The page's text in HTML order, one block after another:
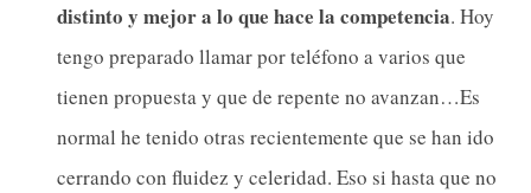
distinto y mejor a lo que hace la competencia. Hoy
tengo preparado llamar por teléfono a varios que
tienen propuesta y que de repente no avanzan…Es
normal he tenido otras recientemente que se han ido
cerrando con fluidez y celeridad. Eso si hasta que no